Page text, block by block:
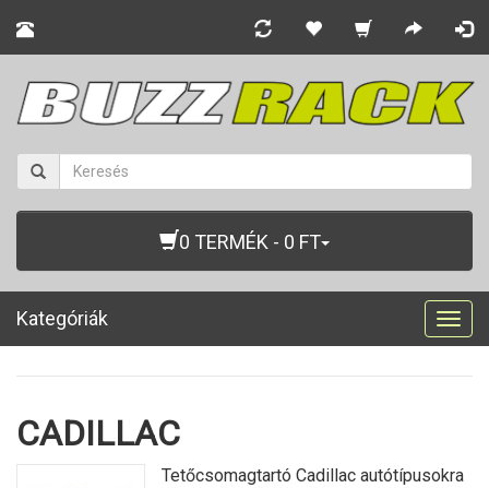
0 TERMÉK - 0 FT
Kategóriák
CADILLAC
Tetőcsomagtartó Cadillac autótípusokra